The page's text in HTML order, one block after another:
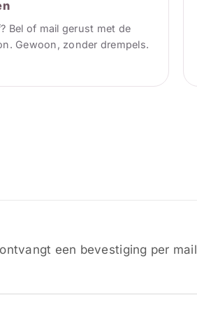
Bel of mail gerust met de
Gewoon, zonder drempels.
een bevestiging per